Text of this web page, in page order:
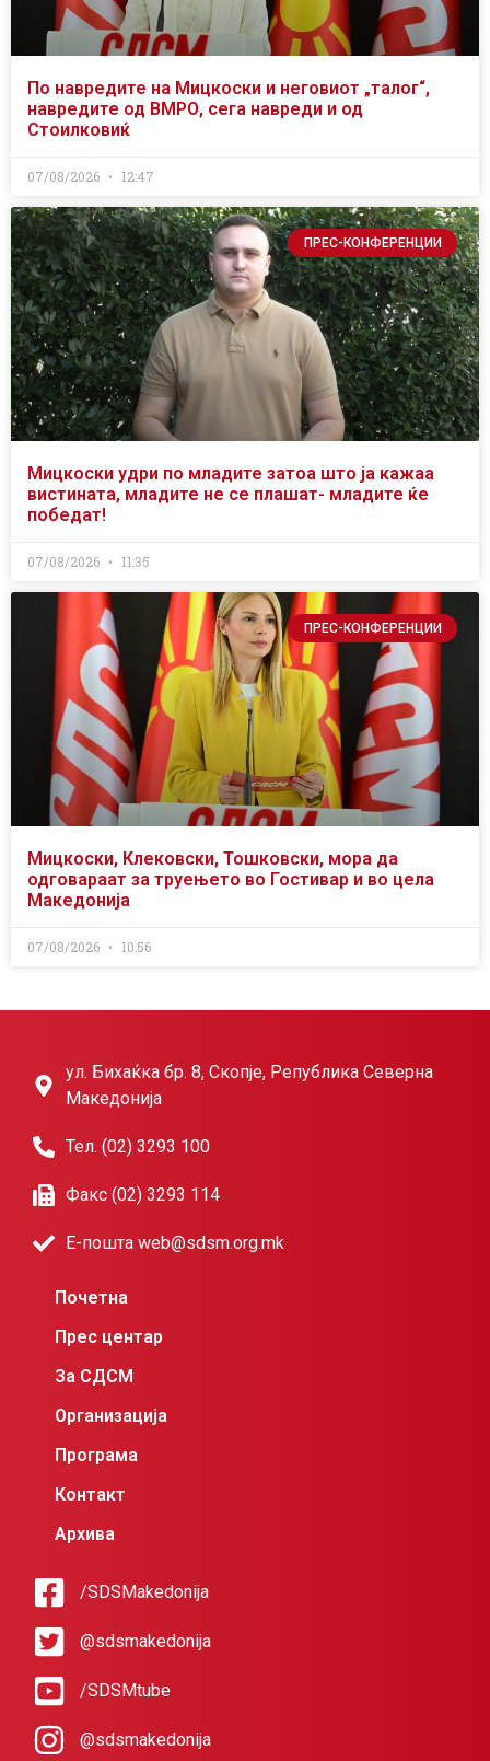
По навредите на Мицкоски и неговиот „талог“,
навредите од ВМРО, сега навреди и од
Стоилковиќ
07/08/2026 12:47
ПРЕС-КОНФЕРЕНЦИИ
Мицкоски удри по младите затоа што ја кажаа
вистината, младите не се плашат- младите ќе
победат!
07/08/2026 11:35
ПРЕС-КОНФЕРЕНЦИИ
Мицкоски, Клековски, Тошковски, мора да
одговараат за труењето во Гостивар и во цела
Македонија
07/08/2026 10:56
ул. Бихаќка бр. 8, Скопје, Република Северна
Македонија
Тел. (02) 3293 100
Факс (02) 3293 114
Е-пошта web@sdsm.org.mk
Почетна
Прес центар
За СДСМ
Организација
Програма
Контакт
Архива
/SDSMakedonija
@sdsmakedonija
/SDSMtube
@sdsmakedonija